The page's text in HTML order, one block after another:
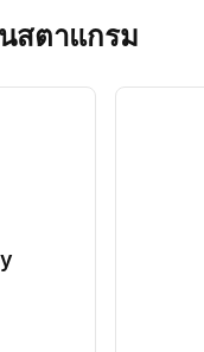
สตาแกรม